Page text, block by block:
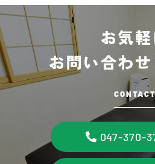
お気軽
お問い合わ
047-370-